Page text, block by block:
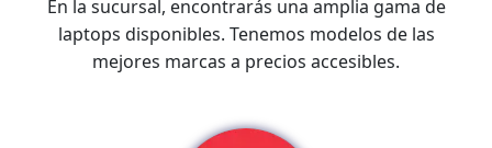
En la sucursal, encontrarás una amplia gama de
laptops disponibles. Tenemos modelos de las
mejores marcas a precios accesibles.